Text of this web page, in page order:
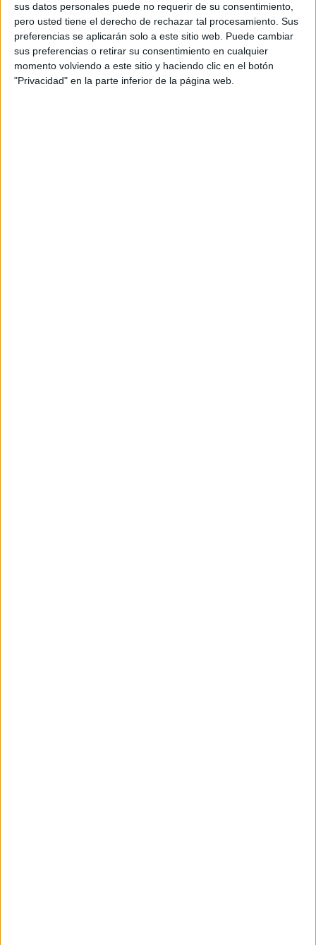
sus datos personales puede no requerir de su consentimiento,
pero usted tiene el derecho de rechazar tal procesamiento. Sus
preferencias se aplicarán solo a este sitio web. Puede cambiar
sus preferencias o retirar su consentimiento en cualquier
momento volviendo a este sitio y haciendo clic en el botón
"Privacidad" en la parte inferior de la página web.
En esta exposición se presentan los veinte
caganers más originales y míticos basados en
cuatro podios: Políticos internacionales como
Vladimir Putin, Javier Milei o Marine Le Pen;
personajes de películas como Mr. Bean o